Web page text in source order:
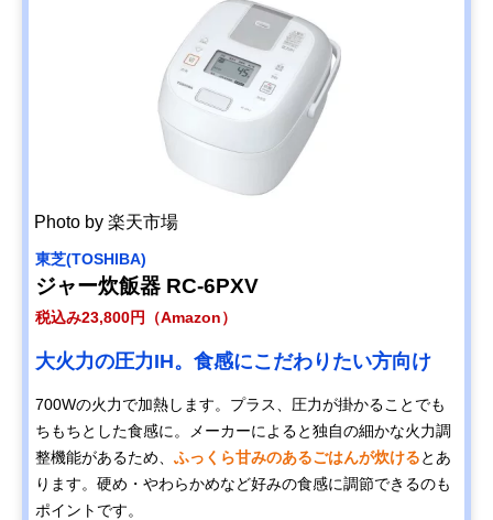
Photo by 楽天市場
東芝(TOSHIBA)
ジャー炊飯器 RC-6PXV
税込み23,800円（Amazon）
大火力の圧力IH。食感にこだわりたい方向け
700Wの火力で加熱します。プラス、圧力が掛かることでも
ちもちとした食感に。メーカーによると独自の細かな火力調
整機能があるため、 ふっくら甘みのあるごはんが炊けるとあ
ります。硬め・やわらかめなど好みの食感に調節できるのも
ポイントです。